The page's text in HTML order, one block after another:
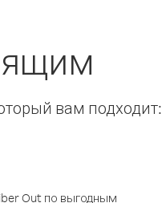
вам подходит:
Out по выгодным